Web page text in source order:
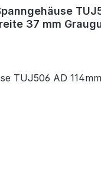
37 mm
TUJ506 AD